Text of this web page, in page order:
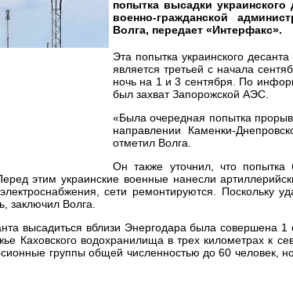
попытка высадки
военно-гражданской
Волга, передает «Интерфакс».
Эта попытка украинского
является третьей с начала
ночь на 1 и 3 сентября. По
был захват Запорожской АЭС.
«Была очередная попытка
направлении Каменки-
отметил Волга.
Он также уточнил, что
этим украинские военные нанесли
сети ремонтируются. Поскольку
заключил Волга.
высадиться вблизи Энергодара была совершена
Каховского водохранилища в трех километрах к
группы общей численностью до 60 человек,